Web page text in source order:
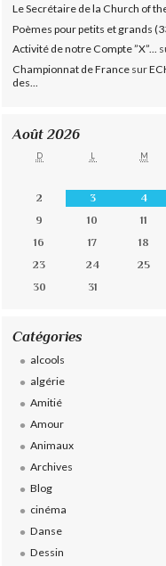
Le Secrétaire de la Church of
Poèmes pour petits et grands
Activité de notre Compte ”X”...
Championnat de France sur
des...
Août 2026
D L M
2
3 4
9
10 11
16
17 18
23
24 25
30
31
Catégories
alcools
algérie
Amitié
Amour
Animaux
Archives
Blog
cinéma
Danse
Dessin